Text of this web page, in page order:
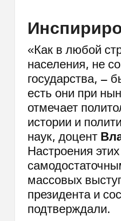
«Как в любой
населения, не
государства, –
есть они при
отмечает
истории и
наук, доцент
Настроения
массовых
президента и
подтверждали.